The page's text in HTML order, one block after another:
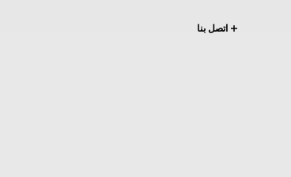
اتصل بنا